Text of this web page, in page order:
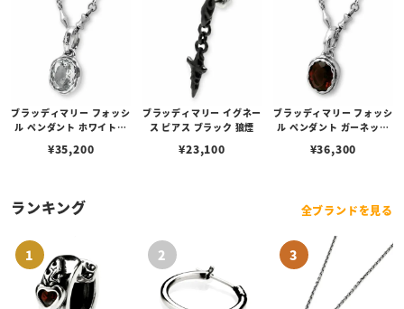
ブラッディマリー フォッシ
ル ペンダント ホワイトト
¥35,200
ブラッディマリー イグネー
ス ピアス ブラック 狼煙
¥23,100
ブラッディマリー フォッシ
ル ペンダント ガーネット
¥36,300
ランキング 全ブランドを見る